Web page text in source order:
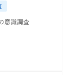
意識調査